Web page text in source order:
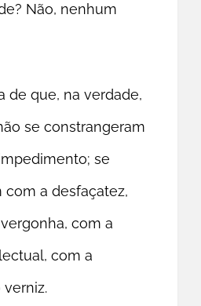
Não, nenhum
de que, na verdade,
se constrangeram
se
com a desfaçatez,
com a
com a
verniz.